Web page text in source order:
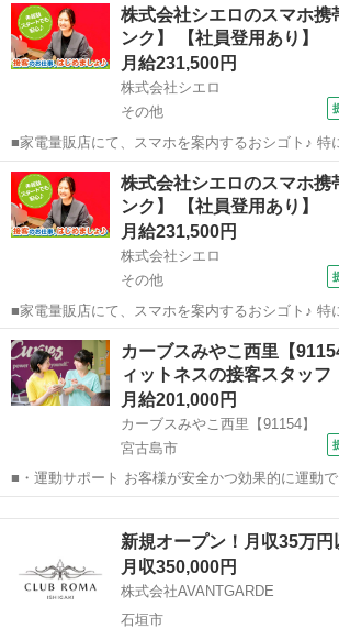
日制 ✅ 社会保険完備 ✅ 未経験歓迎 ...
株式会社シエロのスマホ携
ンク】 【社員登用あり】
月給231,500円
株式会社シエロ
その他
■家電量販店にて、スマホを案内するおシゴト♪ 特
ので、ご安心を。新規契約、機種変更、 各種料金
応・ご提案などをお願いします。 初めての方でも安心♪ あなた専属の
コーディネーターが親切・丁寧...
沖縄 その他 その他
株式会社シエロのスマホ携
ンク】 【社員登用あり】
月給231,500円
株式会社シエロ
その他
■家電量販店にて、スマホを案内するおシゴト♪ 特
ので、ご安心を。新規契約、機種変更、 各種料金
応・ご提案などをお願いします。 初めての方でも安心♪ あなた専属の
コーディネーターが親切・丁寧...
沖縄 その他 その他
カーブスみやこ西里【
ィットネスの接客スタッ
月給201,000円
カーブスみやこ西里【91154】
宮古島市
■・運動サポート お客様が安全かつ効果的に運動
の使い方をアドバイスします。運動が初めての方
どなので、難しい指導はありません。「今日はこ
ょう！」といったお声がけをしながら、...
新規オープン！月収35万円
月収350,000円
株式会社AVANTGARDE
石垣市